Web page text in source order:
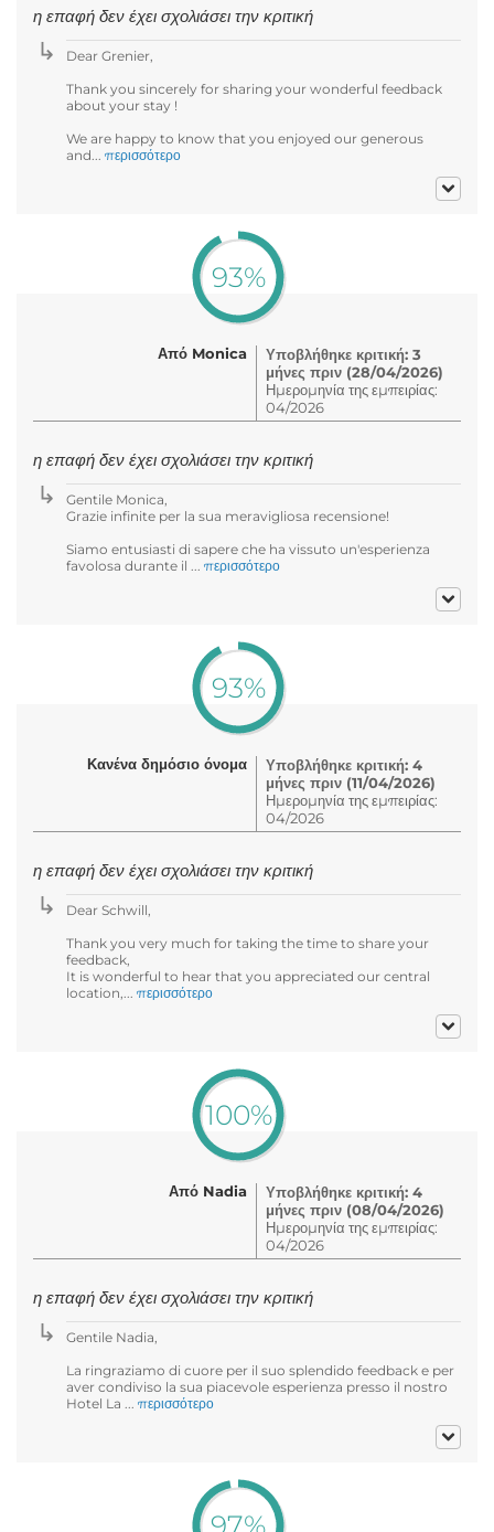
η επαφή δεν έχει σχολιάσει την κριτική
Dear Grenier,
Thank you sincerely for sharing your wonderful feedback
about your stay !
We are happy to know that you enjoyed our generous
and... περισσότερο
93%
Από Monica
Υποβλήθηκε κριτική: 3
μήνες πριν (28/04/2026)
Ημερομηνία της εμπειρίας:
04/2026
η επαφή δεν έχει σχολιάσει την κριτική
Gentile Monica,
Grazie infinite per la sua meravigliosa recensione!
Siamo entusiasti di sapere che ha vissuto un'esperienza
favolosa durante il ... περισσότερο
93%
Κανένα δημόσιο όνομα
Υποβλήθηκε κριτική: 4
μήνες πριν (11/04/2026)
Ημερομηνία της εμπειρίας:
04/2026
η επαφή δεν έχει σχολιάσει την κριτική
Dear Schwill,
Thank you very much for taking the time to share your
feedback,
It is wonderful to hear that you appreciated our central
location,... περισσότερο
100%
Από Nadia
Υποβλήθηκε κριτική: 4
μήνες πριν (08/04/2026)
Ημερομηνία της εμπειρίας:
04/2026
η επαφή δεν έχει σχολιάσει την κριτική
Gentile Nadia,
La ringraziamo di cuore per il suo splendido feedback e per
aver condiviso la sua piacevole esperienza presso il nostro
Hotel La ... περισσότερο